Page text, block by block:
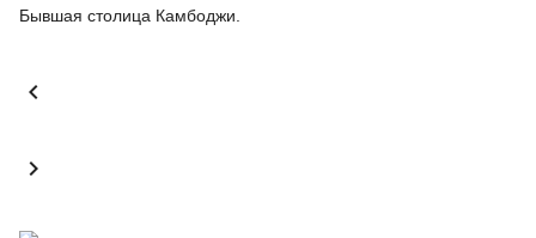
Бывшая столица Камбоджи.

